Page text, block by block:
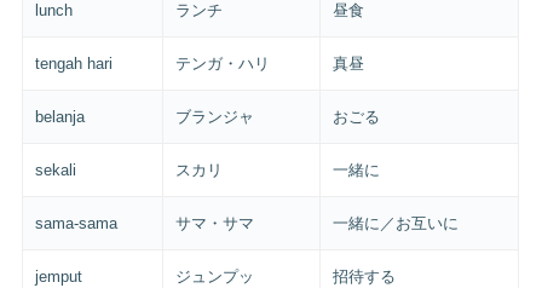
lunch ランチ 昼食
tengah hari テンガ・ハリ 真昼
belanja ブランジャ おごる
sekali スカリ 一緒に
sama-sama サマ・サマ 一緒に／お互いに
jemput ジュンプッ 招待する